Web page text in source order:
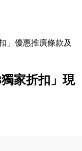
」優惠推廣條款及
家折扣」現